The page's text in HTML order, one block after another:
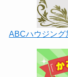
ABCハウジング